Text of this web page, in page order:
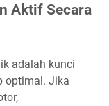
Aktif Secara
adalah kunci
optimal. Jika